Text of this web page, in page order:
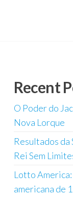
Recent
O Poder do
Nova Lorque
Resultados
Rei Sem
Lotto
americana de